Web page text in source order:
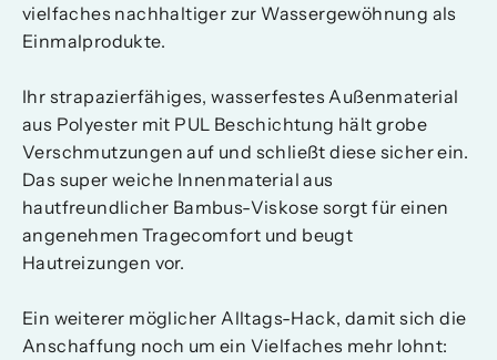
vielfaches nachhaltiger zur Wassergewöhnung als
Einmalprodukte.
Ihr strapazierfähiges, wasserfestes Außenmaterial
aus Polyester mit PUL Beschichtung hält grobe
Verschmutzungen auf und schließt diese sicher ein.
Das super weiche Innenmaterial aus
hautfreundlicher Bambus-Viskose sorgt für einen
angenehmen Tragecomfort und beugt
Hautreizungen vor.
Ein weiterer möglicher Alltags-Hack, damit sich die
Anschaffung noch um ein Vielfaches mehr lohnt: